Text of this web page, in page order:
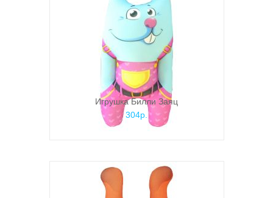
Игрушка Билли Заяц
304р.